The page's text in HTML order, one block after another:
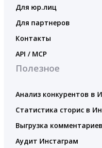
Для юр.лиц
Для партнеров
Контакты
API / MCP
Полезное
Анализ конкурентов в
Статистика сторис в
Выгрузка
Аудит Инстаграм